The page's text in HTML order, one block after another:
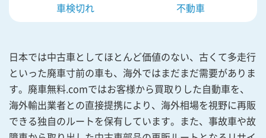
車検切れ 不動車
日本では中古車としてほとんど価値のない、古くて多走行
といった廃車寸前の車も、海外ではまだまだ需要がありま
す。廃車無料.comではお客様から買取りした自動車を、
海外輸出業者との直接提携により、海外相場を視野に再販
できる独自のルートを保有しています。また、事故車や故